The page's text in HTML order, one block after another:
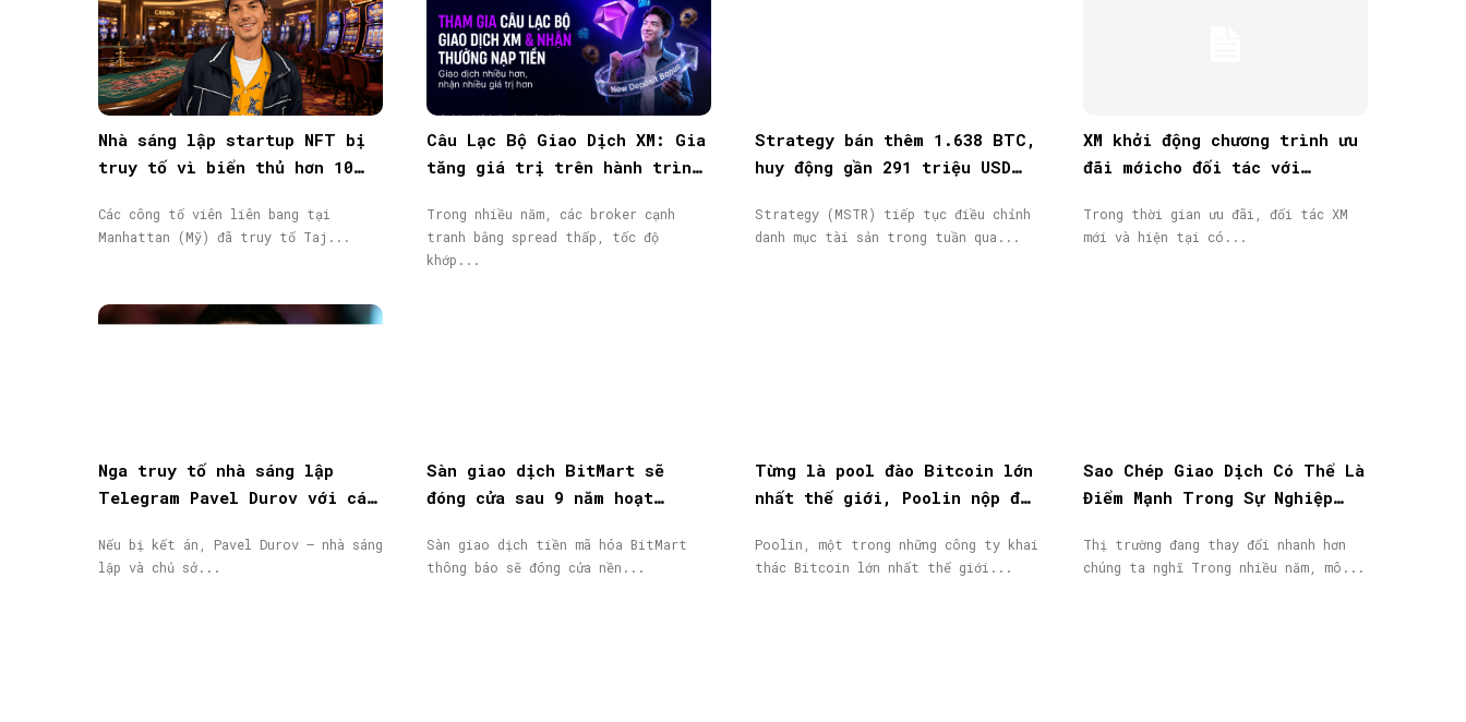
Nhà sáng lập startup NFT bị
truy tố vì biển thủ hơn 10
Các công tố viên liên bang tại
Manhattan (Mỹ) đã truy tố Taj...
Câu Lạc Bộ Giao Dịch XM: Gia
tăng giá trị trên hành trình
Trong nhiều năm, các broker cạnh
tranh bằng spread thấp, tốc độ
khớp...
Strategy bán thêm 1.638 BTC,
huy động gần 291 triệu USD
Strategy (MSTR) tiếp tục điều chỉnh
danh mục tài sản trong tuần qua...
XM khởi động chương trình ưu
đãi mớicho đối tác với
40.000$
Trong thời gian ưu đãi, đối tác XM
mới và hiện tại có...
Nga truy tố nhà sáng lập
Telegram Pavel Durov với cáo
lệnh truy nã quốc tế
Nếu bị kết án, Pavel Durov – nhà sáng
lập và chủ sở...
Sàn giao dịch BitMart sẽ
đóng cửa sau 9 năm hoạt
Sàn giao dịch tiền mã hóa BitMart
thông báo sẽ đóng cửa nền...
Từng là pool đào Bitcoin lớn
nhất thế giới, Poolin nộp đơn
Poolin, một trong những công ty khai
thác Bitcoin lớn nhất thế giới...
Sao Chép Giao Dịch Có Thể Là
Điểm Mạnh Trong Sự Nghiệp
Thị trường đang thay đổi nhanh hơn
chúng ta nghĩ Trong nhiều năm, mô...